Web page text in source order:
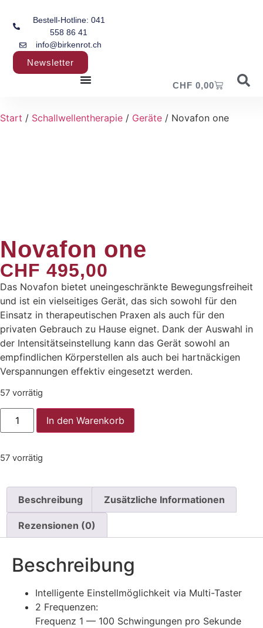
Bestell-Hotline: 041
558 86 41
info@birkenrot.ch
Newsletter
CHF 0,00
Start / Schallwellentherapie / Geräte / Novafon one
Novafon one
CHF 495,00
Das Novafon bietet uneingeschränkte Bewegungsfreiheit
und ist ein vielseitiges Gerät, das sich sowohl für den
Einsatz in therapeutischen Praxen als auch für den
privaten Gebrauch zu Hause eignet. Dank der Auswahl in
der Intensitätseinstellung kann das Gerät sowohl an
empfindlichen Körperstellen als auch bei hartnäckigen
Verspannungen effektiv eingesetzt werden.
57 vorrätig
In den Warenkorb
57 vorrätig
Beschreibung Zusätzliche Informationen
Rezensionen (0)
Beschreibung
Intelligente Einstellmöglichkeit via Multi-Taster
2 Frequenzen:
Frequenz 1 — 100 Schwingungen pro Sekunde